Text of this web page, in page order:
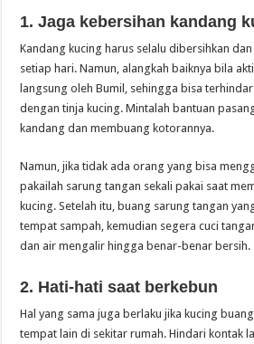
1. Jaga kebersihan kandang
Kandang kucing harus selalu dibersihkan
setiap hari. Namun, alangkah baiknya bila
langsung oleh Bumil, sehingga bisa
dengan tinja kucing. Mintalah bantuan
kandang dan membuang kotorannya.
Namun, jika tidak ada orang yang bisa
pakailah sarung tangan sekali pakai saat
kucing. Setelah itu, buang sarung tangan
tempat sampah, kemudian segera cuci
dan air mengalir hingga benar-benar bersih.
2. Hati-hati saat berkebun
Hal yang sama juga berlaku jika kucing
tempat lain di sekitar rumah. Hindari kontak